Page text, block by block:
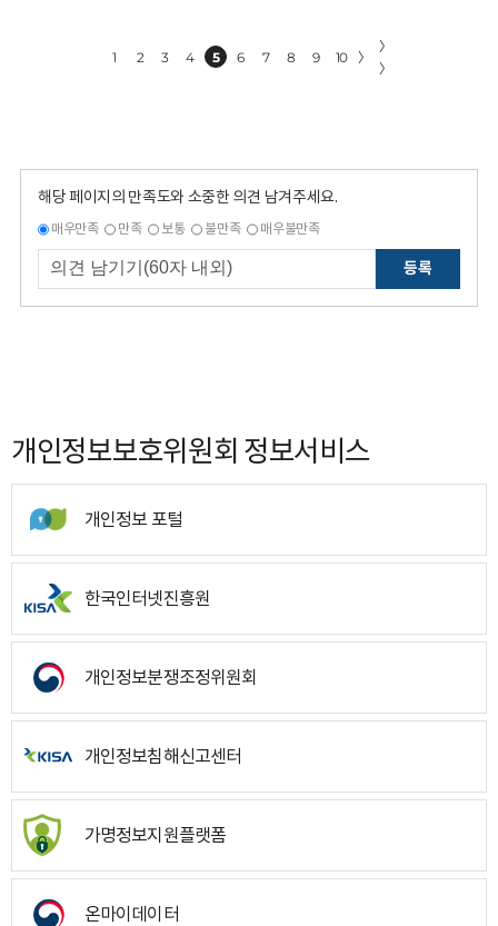
1 2 3 4 5 6 7 8 9 10 〉
〉
〉
해당 페이지의 만족도와 소중한 의견 남겨주세요.
매우만족 만족 보통 불만족 매우불만족
등록
개인정보보호위원회 정보서비스
개인정보 포털
한국인터넷진흥원
개인정보분쟁조정위원회
개인정보침해신고센터
가명정보지원플랫폼
온마이데이터